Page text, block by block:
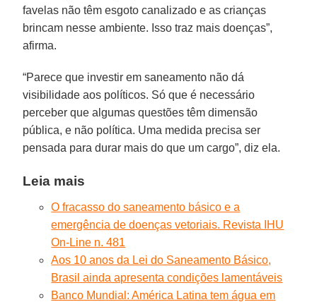
favelas não têm esgoto canalizado e as crianças
brincam nesse ambiente. Isso traz mais doenças”,
afirma.
“Parece que investir em saneamento não dá
visibilidade aos políticos. Só que é necessário
perceber que algumas questões têm dimensão
pública, e não política. Uma medida precisa ser
pensada para durar mais do que um cargo”, diz ela.
Leia mais
O fracasso do saneamento básico e a
emergência de doenças vetoriais. Revista IHU
On-Line n. 481
Aos 10 anos da Lei do Saneamento Básico,
Brasil ainda apresenta condições lamentáveis
Banco Mundial: América Latina tem água em